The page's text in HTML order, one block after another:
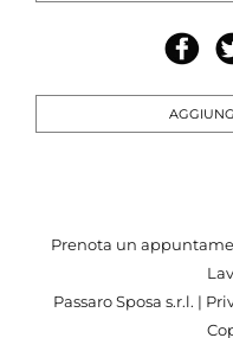
Prenota un
Passaro Sposa s.r.l. |